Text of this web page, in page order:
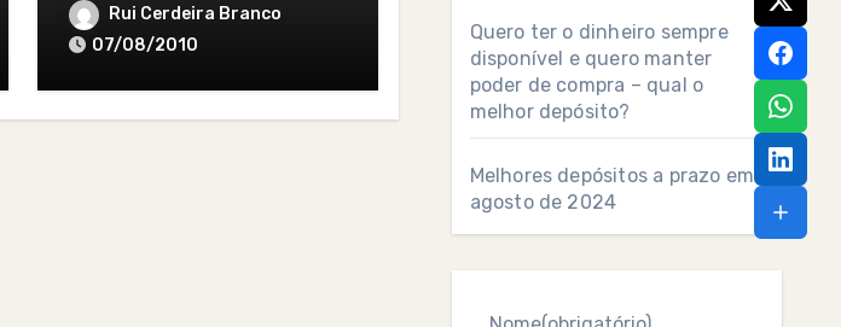
Rui Cerdeira Branco
07/08/2010
Quero ter o dinheiro sempre
disponível e quero manter
poder de compra – qual o
melhor depósito?
Melhores depósitos a prazo em
agosto de 2024